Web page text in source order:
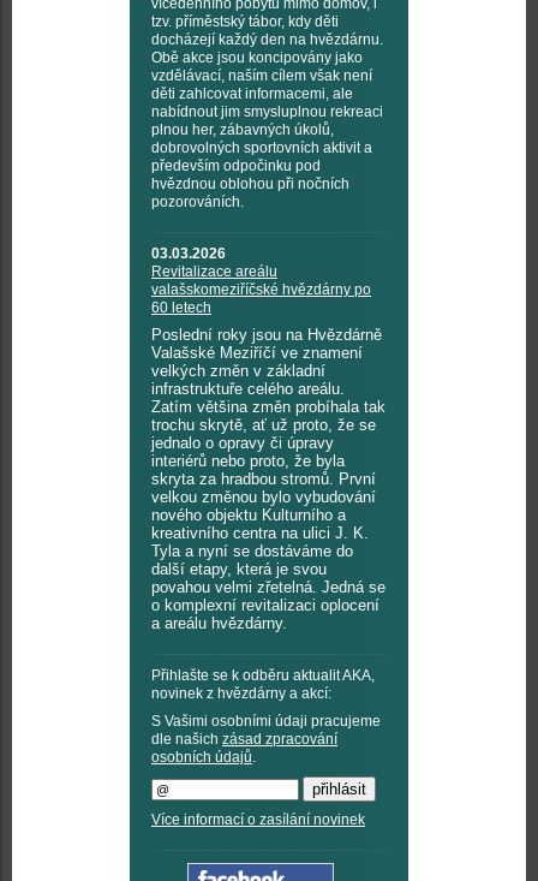
vícedenního pobytu mimo domov, i
tzv. příměstský tábor, kdy děti
docházejí každý den na hvězdárnu.
Obě akce jsou koncipovány jako
vzdělávací, naším cílem však není
děti zahlcovat informacemi, ale
nabídnout jim smysluplnou rekreaci
plnou her, zábavných úkolů,
dobrovolných sportovních aktivit a
především odpočinku pod
hvězdnou oblohou při nočních
pozorováních.
03.03.2026
Revitalizace areálu
valašskomeziříčské hvězdárny po
60 letech
Poslední roky jsou na Hvězdárně
Valašské Meziříčí ve znamení
velkých změn v základní
infrastruktuře celého areálu.
Zatím většina změn probíhala tak
trochu skrytě, ať už proto, že se
jednalo o opravy či úpravy
interiérů nebo proto, že byla
skryta za hradbou stromů. První
velkou změnou bylo vybudování
nového objektu Kulturního a
kreativního centra na ulici J. K.
Tyla a nyní se dostáváme do
další etapy, která je svou
povahou velmi zřetelná. Jedná se
o komplexní revitalizaci oplocení
a areálu hvězdárny.
Přihlašte se k odběru aktualit AKA,
novinek z hvězdárny a akcí:
S Vašimi osobními údaji pracujeme
dle našich zásad zpracování
osobních údajů.
Více informací o zasílání novinek